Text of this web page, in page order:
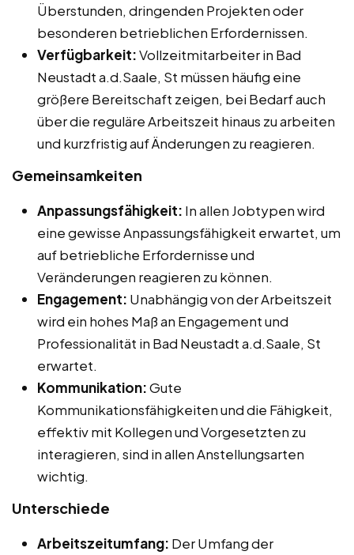
Überstunden, dringenden Projekten oder
besonderen betrieblichen Erfordernissen.
Verfügbarkeit:Vollzeitmitarbeiter in Bad
Neustadt a.d.Saale, St müssen häufig eine
größere Bereitschaft zeigen, bei Bedarf auch
über die reguläre Arbeitszeit hinaus zu arbeiten
und kurzfristig auf Änderungen zu reagieren.
Gemeinsamkeiten
Anpassungsfähigkeit: In allen Jobtypen wird
eine gewisse Anpassungsfähigkeit erwartet, um
auf betriebliche Erfordernisse und
Veränderungen reagieren zu können.
Engagement: Unabhängig von der Arbeitszeit
wird ein hohes Maß an Engagement und
Professionalität in Bad Neustadt a.d.Saale, St
erwartet.
Kommunikation:Gute
Kommunikationsfähigkeiten und die Fähigkeit,
effektiv mit Kollegen und Vorgesetzten zu
interagieren, sind in allen Anstellungsarten
wichtig.
Unterschiede
Arbeitszeitumfang: Der Umfang der